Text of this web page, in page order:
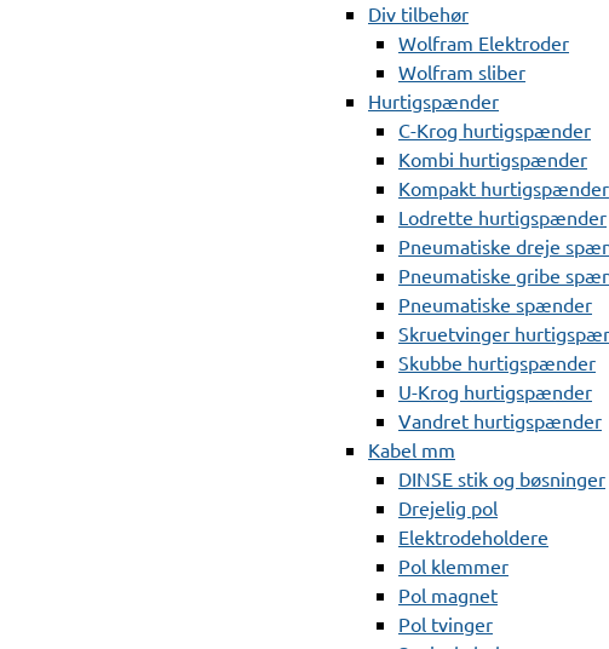
Div tilbehør
Wolfram Elektroder
Wolfram sliber
Hurtigspænder
C-Krog hurtigspænder
Kombi hurtigspænder
Kompakt hurtigspænder
Lodrette hurtigspænder
Pneumatiske dreje
Pneumatiske gribe
Pneumatiske spænder
Skruetvinger
Skubbe hurtigspænder
U-Krog hurtigspænder
Vandret hurtigspænder
Kabel mm
DINSE stik og bøsninger
Drejelig pol
Elektrodeholdere
Pol klemmer
Pol magnet
Pol tvinger